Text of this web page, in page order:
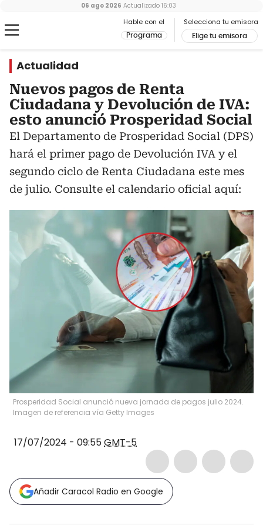
Hable con el
Programa
Selecciona tu emisora
Elige tu emisora
06 ago 2026 Actualizado 16:03
Actualidad
Nuevos pagos de Renta
Ciudadana y Devolución de IVA:
esto anunció Prosperidad Social
El Departamento de Prosperidad Social (DPS)
hará el primer pago de Devolución IVA y el
segundo ciclo de Renta Ciudadana este mes
de julio. Consulte el calendario oficial aquí:
Prosperidad Social anunció nueva jornada de pagos julio 2024.
Imagen de referencia vía Getty Images
17/07/2024 - 09:55GMT-5
Añadir Caracol Radio en Google